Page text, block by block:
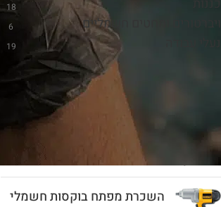
18
ויברטורים ומחטים חשמליים 6
19
השכרת ג'קסון חשמלי
70.00
השכרת מפתח בוקסות חשמלי